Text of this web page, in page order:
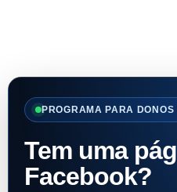
PROGRAMA PARA
Tem uma
Facebook?